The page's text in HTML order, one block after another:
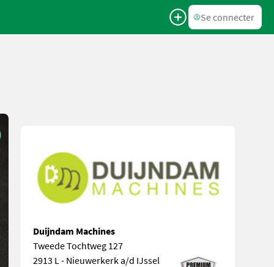
Se connecter
Duijndam Machines
Tweede Tochtweg 127
2913 L - Nieuwerkerk a/d IJssel